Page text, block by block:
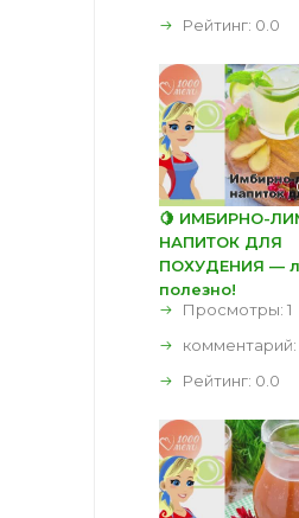
Рейтинг: 0.0
🍋 ИМБИРНО-
НАПИТОК ДЛЯ
ПОХУДЕНИЯ —
полезно!
Просмотры: 1
комментарий:
Рейтинг: 0.0